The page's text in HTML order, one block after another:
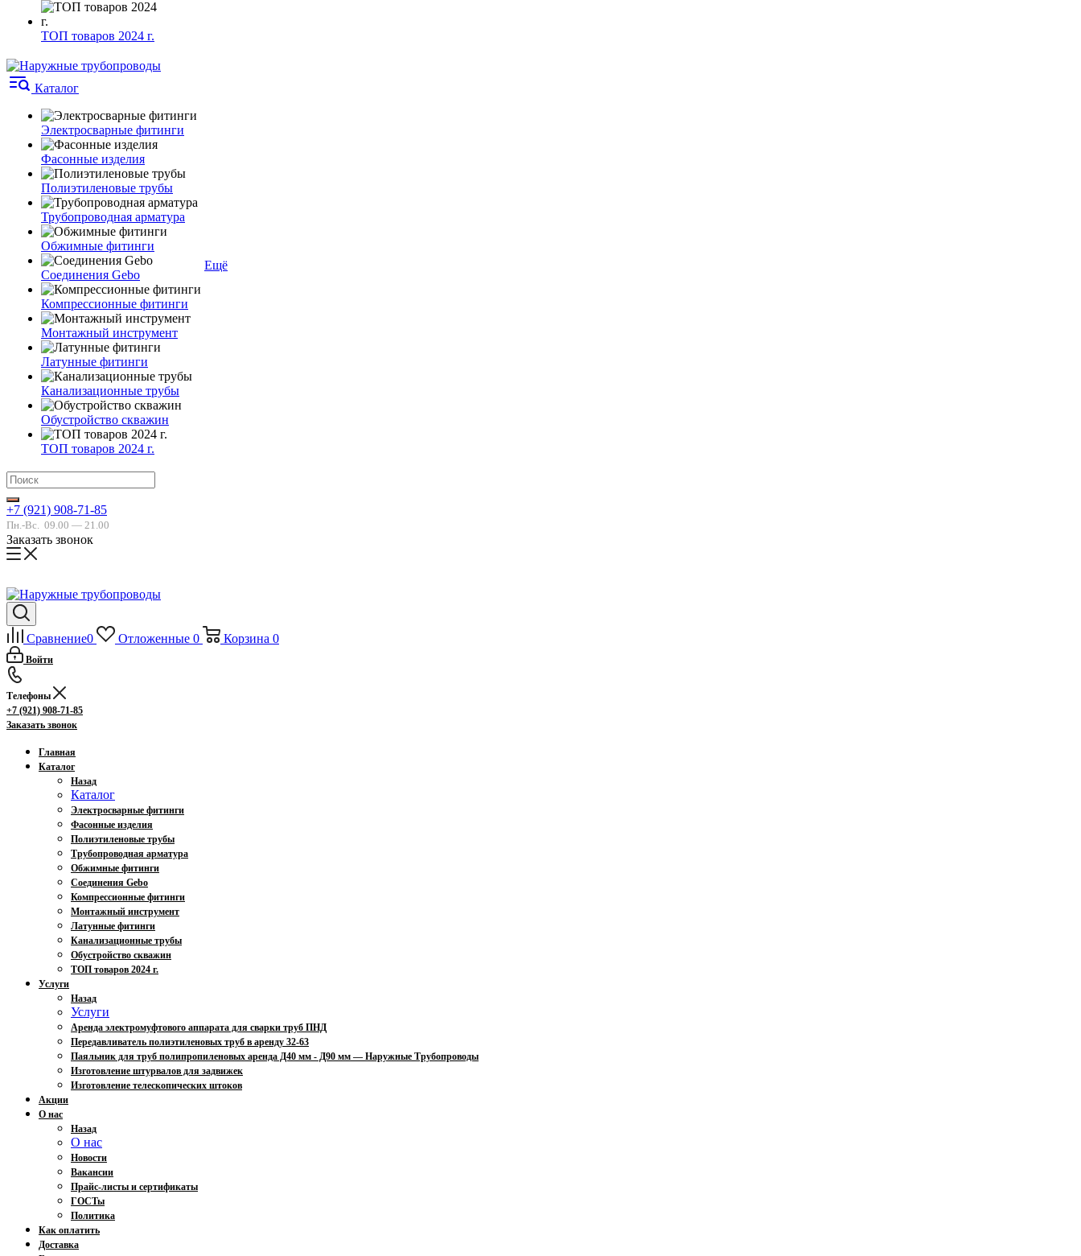
ТОП товаров 2024 г.
Каталог
Электросварные фитинги
Фасонные изделия
Полиэтиленовые трубы
Трубопроводная арматура
Обжимные фитинги
Соединения Gebo
Компрессионные фитинги
Монтажный инструмент
Латунные фитинги
Канализационные трубы
Обустройство скважин
ТОП товаров 2024 г.
Ещё
+7 (921) 908-71-85
Пн.-Вс. 09.00 — 21.00
Заказать звонок
Сравнение0 Отложенные 0 Корзина 0
Войти
Телефоны
+7 (921) 908-71-85
Заказать звонок
Главная
Каталог
Назад
Каталог
Электросварные фитинги
Фасонные изделия
Полиэтиленовые трубы
Трубопроводная арматура
Обжимные фитинги
Соединения Gebo
Компрессионные фитинги
Монтажный инструмент
Латунные фитинги
Канализационные трубы
Обустройство скважин
ТОП товаров 2024 г.
Услуги
Назад
Услуги
Аренда электромуфтового аппарата для сварки труб ПНД
Передавливатель полиэтиленовых труб в аренду 32-63
Паяльник для труб полипропиленовых аренда Д40 мм - Д90 мм — Наружные Трубопроводы
Изготовление штурвалов для задвижек
Изготовление телескопических штоков
Акции
О нас
Назад
О нас
Новости
Вакансии
Прайс-листы и сертификаты
ГОСТы
Политика
Как оплатить
Доставка